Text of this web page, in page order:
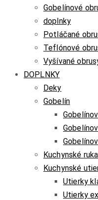
Gobelínové
doplnky
Potláčané
Teflónové
Vyšívané
DOPLNKY
Deky
Gobelín
Kuchynské
Kuchynské
Utierky
Utierky ex